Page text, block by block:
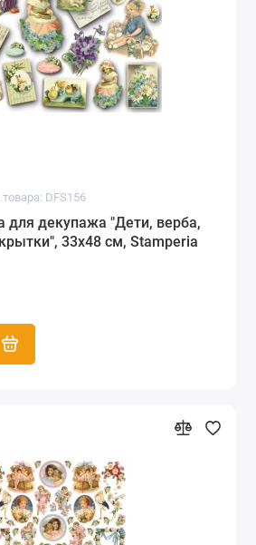
DFS156
для декупажа "Дети, верба,
33x48 см, Stamperia